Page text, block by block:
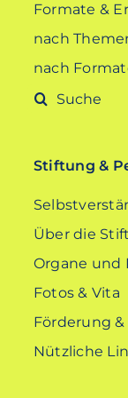
Formate &
nach
nach
Suche
Stiftung &
Über die
Organe und
Fotos & Vita
Förderung
Nützliche